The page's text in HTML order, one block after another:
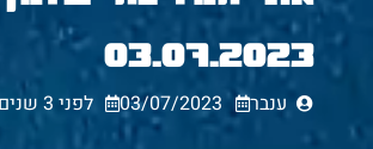
03.07.2023
ענבר 03/07/2023 לפני 3 שנים